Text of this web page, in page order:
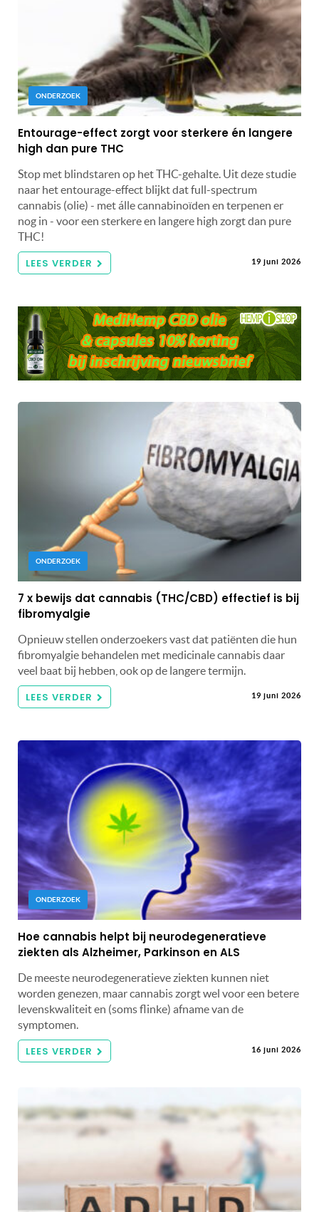
ONDERZOEK
Entourage-effect zorgt voor sterkere én langere
high dan pure THC
Stop met blindstaren op het THC-gehalte. Uit deze studie
naar het entourage-effect blijkt dat full-spectrum
cannabis (olie) - met álle cannabinoïden en terpenen er
nog in - voor een sterkere en langere high zorgt dan pure
THC!
LEES VERDER 19 juni 2026
ONDERZOEK
7 x bewijs dat cannabis (THC/CBD) effectief is bij
fibromyalgie
Opnieuw stellen onderzoekers vast dat patiënten die hun
fibromyalgie behandelen met medicinale cannabis daar
veel baat bij hebben, ook op de langere termijn.
LEES VERDER 19 juni 2026
ONDERZOEK
Hoe cannabis helpt bij neurodegeneratieve
ziekten als Alzheimer, Parkinson en ALS
De meeste neurodegeneratieve ziekten kunnen niet
worden genezen, maar cannabis zorgt wel voor een betere
levenskwaliteit en (soms flinke) afname van de
symptomen.
LEES VERDER 16 juni 2026